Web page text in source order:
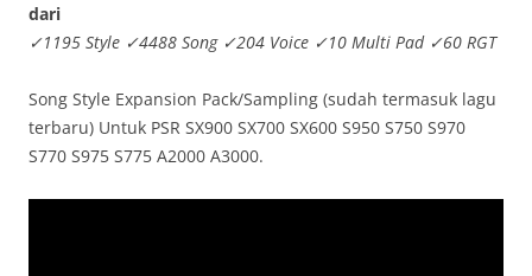
dari
✓1195 Style ✓4488 Song ✓204 Voice ✓10 Multi Pad ✓60 RGT
Song Style Expansion Pack/Sampling (sudah termasuk lagu
terbaru) Untuk PSR SX900 SX700 SX600 S950 S750 S970
S770 S975 S775 A2000 A3000.